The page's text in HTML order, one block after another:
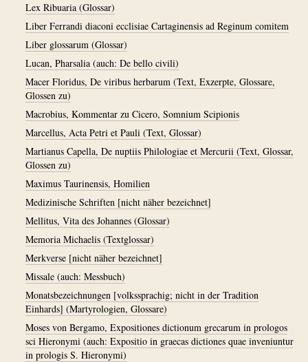
Lex Ribuaria (Glossar)
Liber Ferrandi diaconi ecclisiae Cartaginensis ad Reginum comitem
Liber glossarum (Glossar)
Lucan, Pharsalia (auch: De bello civili)
Macer Floridus, De viribus herbarum (Text, Exzerpte, Glossare,
Glossen zu)
Macrobius, Kommentar zu Cicero, Somnium Scipionis
Marcellus, Acta Petri et Pauli (Text, Glossar)
Martianus Capella, De nuptiis Philologiae et Mercurii (Text, Glossar,
Glossen zu)
Maximus Taurinensis, Homilien
Medizinische Schriften [nicht näher bezeichnet]
Mellitus, Vita des Johannes (Glossar)
Memoria Michaelis (Textglossar)
Merkverse [nicht näher bezeichnet]
Missale (auch: Messbuch)
Monatsbezeichnungen [volkssprachig; nicht in der Tradition
Einhards] (Martyrologien, Glossare)
Moses von Bergamo, Expositiones dictionum grecarum in prologos
sci Hieronymi (auch: Expositio in graecas dictiones quae inveniuntur
in prologis S. Hieronymi)